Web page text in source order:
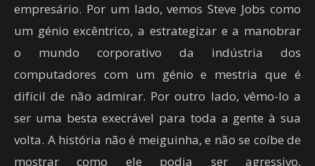
empresário. Por um lado, vemos Steve Jobs como
um génio excêntrico, a estrategizar e a manobrar
o mundo corporativo da indústria dos
computadores com um génio e mestria que é
difícil de não admirar. Por outro lado, vêmo-lo a
ser uma besta execrável para toda a gente à sua
volta. A história não é meiguinha, e não se coíbe de
mostrar como ele podia ser agressivo,